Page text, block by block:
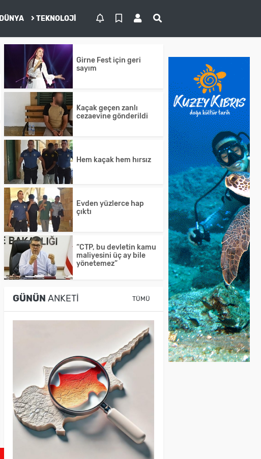
DÜNYA TEKNOLOJI
Girne Fest için geri
sayım
Kaçak geçen zanlı
cezaevine gönderildi
Hem kaçak hem hırsız
Evden yüzlerce hap
çıktı
“CTP, bu devletin kamu
maliyesini üç ay bile
yönetemez”
GÜNÜN ANKETI TÜMÜ